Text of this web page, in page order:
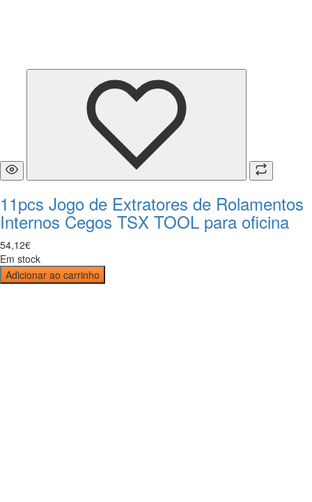
11pcs Jogo de Extratores de Rolamentos
Internos Cegos TSX TOOL para oficina
54,12€
Em stock
Adicionar ao carrinho